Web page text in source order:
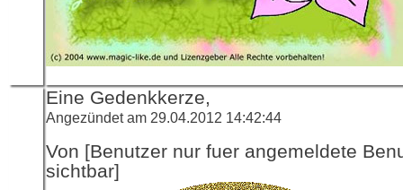
Eine Gedenkkerze,
Angezündet am 29.04.2012 14:42:44
Von [Benutzer nur fuer angemeldete
sichtbar]